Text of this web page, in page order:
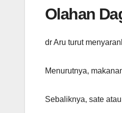
Olahan
dr Aru turut
Menurutnya,
Sebaliknya, sate